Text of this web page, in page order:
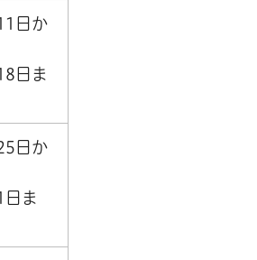
日か
日ま
日か
ま